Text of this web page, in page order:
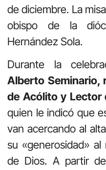
de diciembre. La
obispo de la
Hernández Sola.
Durante la
Alberto Seminario,
de Acólito y Lector
quien le indicó que
van acercando al
su «generosidad»
de Dios. A partir